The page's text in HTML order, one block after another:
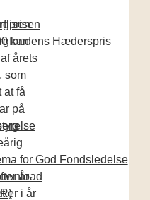
Hæderspris
for God Fondsledelse
kan
årets
som
at få
på
år
er i år